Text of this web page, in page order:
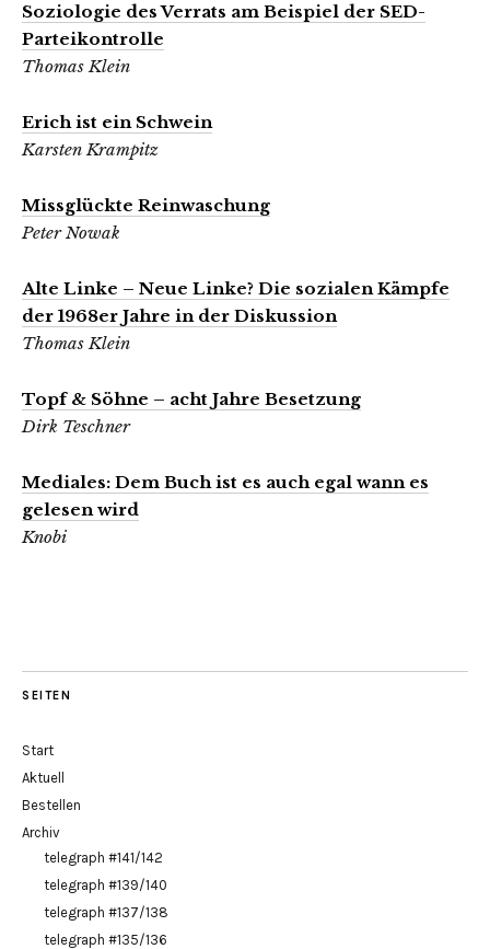
Soziologie des Verrats am Beispiel der SED-
Parteikontrolle
Thomas Klein
Erich ist ein Schwein
Karsten Krampitz
Missglückte Reinwaschung
Peter Nowak
Alte Linke – Neue Linke? Die sozialen Kämpfe
der 1968er Jahre in der Diskussion
Thomas Klein
Topf & Söhne – acht Jahre Besetzung
Dirk Teschner
Mediales: Dem Buch ist es auch egal wann es
gelesen wird
Knobi
SEITEN
Start
Aktuell
Bestellen
Archiv
telegraph #141/142
telegraph #139/140
telegraph #137/138
telegraph #135/136